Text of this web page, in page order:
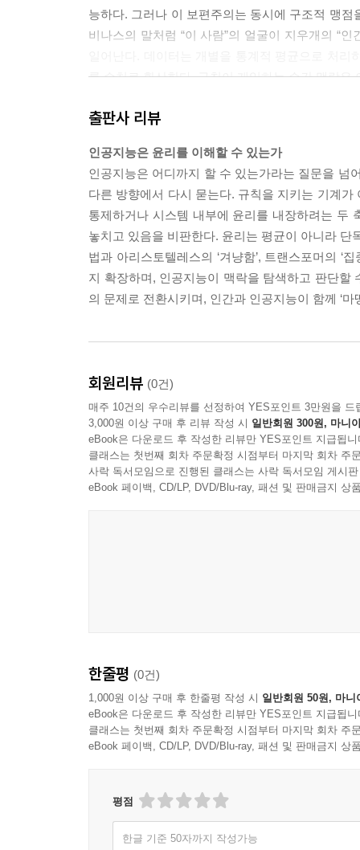
능하다. 그러나 이 보편주의는 동시에 구조적 맹
비나스의 말처럼 “이 사람”의 얼굴이 지우개의 “
를 수치로 환산한다. 규칙이 개입하는 순간 맥락은
화하는 방향으로 수렴한다. 그런데 무엇이 손실인
지능의 손실 함수는 외부에서 설계자가 정의한다
도 엉뚱한 목적지에 도달한다. “목적 함수 정렬 문
의 문제다.
－06_“확률적 경사 하강법” 중에서
그러나 기술 돌봄은 역설적 문제를 낳는다. 인공
킨다. 원격 모니터링 시스템은 낙상 여부는 감지
－09_“기술 돌봄” 중에서
--- 본문 중에서
출판사 리뷰
인공지능은 윤리를 이해할 수 있는가
인공지능은 어디까지 할 수 있는가라는 질문을 넘
다른 방향에서 다시 묻는다. 규칙을 지키는 기계
통제하거나 시스템 내부에 윤리를 내장하려는 두
놓치고 있음을 비판한다. 윤리는 평균이 아니라
법과 아리스토텔레스의 ‘겨냥함’, 트랜스포머의 ‘
지 확장하며, 인공지능이 맥락을 탐색하고 판단할
의 문제로 전환시키며, 인간과 인공지능이 함께 ‘
회원리뷰 (0건)
매주 10건의 우수리뷰를 선정하여 YES포인트 3만원을 드
3,000원 이상 구매 후 리뷰 작성 시 일반회원 300원, 마니
eBook은 다운로드 후 작성한 리뷰만 YES포인트 지급됩니
클래스는 첫번째 회차 주문확정 시점부터 마지막 회차 주
사락 독서모임으로 진행된 클래스는 사락 독서모임 게시
eBook 페이백, CD/LP, DVD/Blu-ray, 패션 및 판매금지 상
한줄평 (0건)
1,000원 이상 구매 후 한줄평 작성 시 일반회원 50원, 마니
eBook은 다운로드 후 작성한 리뷰만 YES포인트 지급됩니
클래스는 첫번째 회차 주문확정 시점부터 마지막 회차 주
eBook 페이백, CD/LP, DVD/Blu-ray, 패션 및 판매금지 상
평점
한글 기준 50자까지 작성가능